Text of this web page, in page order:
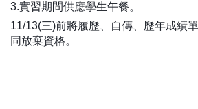
3.實習期間供應學生午餐。
11/13(三)前將履歷、自傳、歷年成績
同放棄資格。